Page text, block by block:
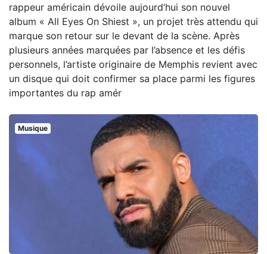
rappeur américain dévoile aujourd’hui son nouvel
album « All Eyes On Shiest », un projet très attendu qui
marque son retour sur le devant de la scène. Après
plusieurs années marquées par l’absence et les défis
personnels, l’artiste originaire de Memphis revient avec
un disque qui doit confirmer sa place parmi les figures
importantes du rap amér
Musique